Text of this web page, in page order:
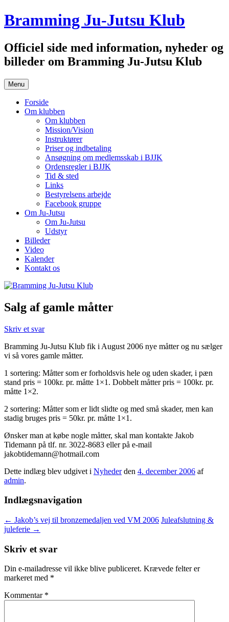
Hop
til
Bramming Ju-Jutsu Klub
Officiel side med information, nyheder og
billeder om Bramming Ju-Jutsu Klub
Menu
Forside
Om klubben
Om klubben
Mission/Vision
Instruktører
Priser og indbetaling
Ansøgning om medlemsskab i BJJK
Ordensregler i BJJK
Tid & sted
Links
Bestyrelsens arbejde
Facebook gruppe
Om Ju-Jutsu
Om Ju-Jutsu
Udstyr
Billeder
Video
Kalender
Kontakt os
Salg af gamle måtter
Skriv et svar
Bramming Ju-Jutsu Klub fik i August 2006 nye måtter og nu sælger
vi så vores gamle måtter.
1 sortering: Måtter som er forholdsvis hele og uden skader, i pæn
stand pris = 100kr. pr. måtte 1×1. Dobbelt måtter pris = 100kr. pr.
måtte 1×2.
2 sortering: Måtter som er lidt slidte og med små skader, men kan
stadig bruges pris = 50kr. pr. måtte 1×1.
Ønsker man at købe nogle måtter, skal man kontakte Jakob
Tidemann på tlf. nr. 3022-8683 eller på e-mail
jakobtidemann@hotmail.com
Dette indlæg blev udgivet i Nyhederden 4. december 2006 af
admin.
Indlægsnavigation
← Jakob’s vej til bronzemedaljen ved VM 2006 Juleafslutning &
juleferie →
Skriv et svar
Din e-mailadresse vil ikke blive publiceret. Krævede felter er
markeret med *
Kommentar *